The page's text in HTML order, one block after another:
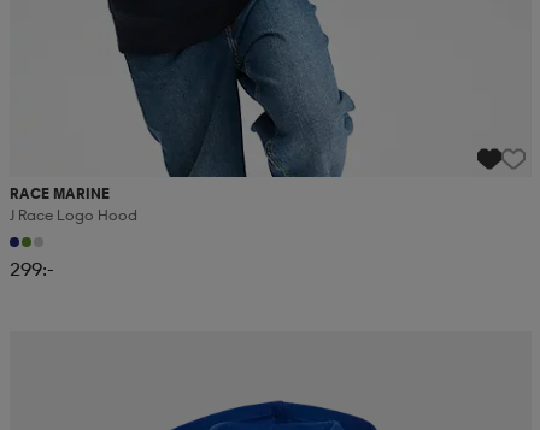
RACE MARINE
J Race Logo Hood
299:-